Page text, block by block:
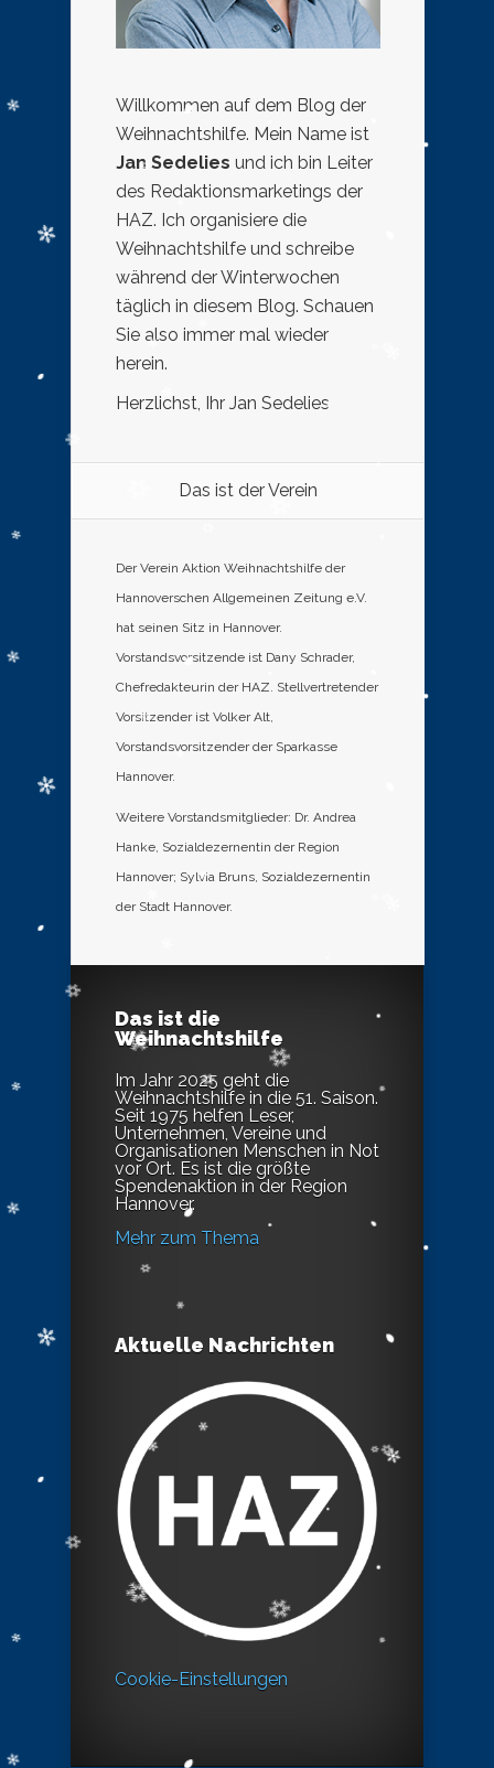
Willkommen auf dem Blog der
Weihnachtshilfe. Mein Name ist
Jan Sedelies und ich bin Leiter
des Redaktionsmarketings der
HAZ. Ich organisiere die
Weihnachtshilfe und schreibe
während der Winterwochen
täglich in diesem Blog. Schauen
Sie also immer mal wieder
herein.
Herzlichst, Ihr Jan Sedelies
Das ist der Verein
Der Verein Aktion Weihnachtshilfe der
Hannoverschen Allgemeinen Zeitung e.V.
hat seinen Sitz in Hannover.
Vorstandsvorsitzende ist Dany Schrader,
Chefredakteurin der HAZ. Stellvertretender
Vorsitzender ist Volker Alt,
Vorstandsvorsitzender der Sparkasse
Hannover.
Weitere Vorstandsmitglieder: Dr. Andrea
Hanke, Sozialdezernentin der Region
Hannover; Sylvia Bruns, Sozialdezernentin
der Stadt Hannover.
Das ist die
Weihnachtshilfe
Im Jahr 2025 geht die
Weihnachtshilfe in die 51. Saison.
Seit 1975 helfen Leser,
Unternehmen, Vereine und
Organisationen Menschen in Not
vor Ort. Es ist die größte
Spendenaktion in der Region
Hannover.
Mehr zum Thema
Aktuelle Nachrichten
Cookie-Einstellungen